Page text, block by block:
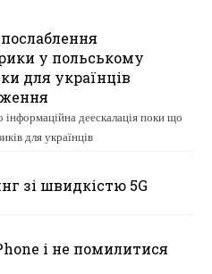
у польському
для українців
деескалація поки що
для українців
зі швидкістю 5G
і не помилитися